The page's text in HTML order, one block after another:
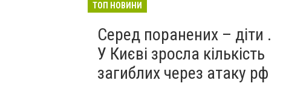
ТОП НОВИНИ
Серед поранених – діти .
У Києві зросла кількість
загиблих через атаку рф